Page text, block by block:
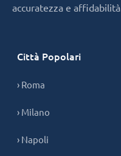
accuratezza e affidabilità.
Città Popolari
› Roma
› Milano
› Napoli